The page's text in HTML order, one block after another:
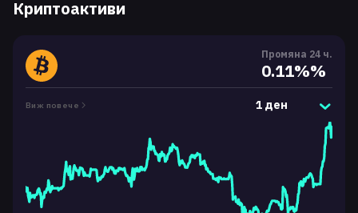
Криптоактиви
Промяна 24 ч.
0.11%%
Виж повече 1 ден